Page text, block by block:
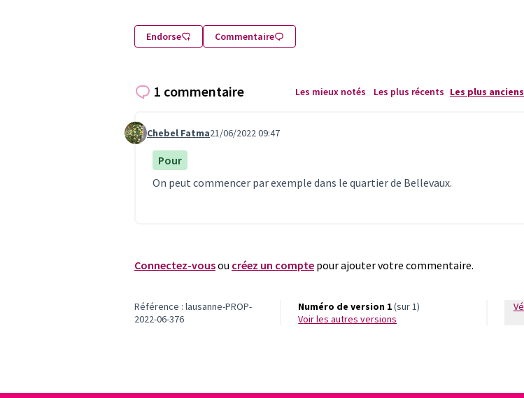
Endorse Commentaire
1 commentaire Les mieux notés Les plus récents Les plus anciens
Commentaire 196
Chebel Fatma21/06/2022 09:47
Pour
On peut commencer par exemple dans le quartier de Bellevaux.
Connectez-vousou créez un compte pour ajouter votre commentaire.
Référence : lausanne-PROP-
2022-06-376
Numéro de version 1(sur 1)
voir les autres versions
Vérifiez l'empreinte